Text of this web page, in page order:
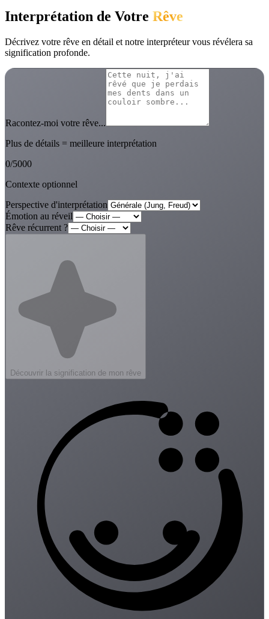
Interprétation de Votre Rêve
Décrivez votre rêve en détail et notre interpréteur vous révélera sa
signification profonde.
Racontez-moi votre rêve...
Plus de détails = meilleure interprétation
0/5000
Contexte optionnel
Perspective d'interprétation
Émotion au réveil
Rêve récurrent ?
Découvrir la signification de mon rêve